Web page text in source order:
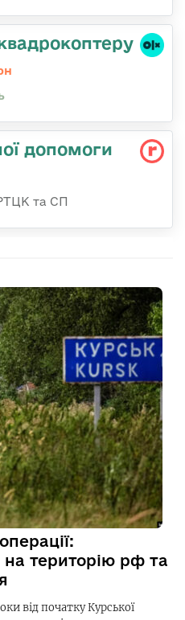
допомоги
РТЦК та СП
на територію рф та
від початку Курської